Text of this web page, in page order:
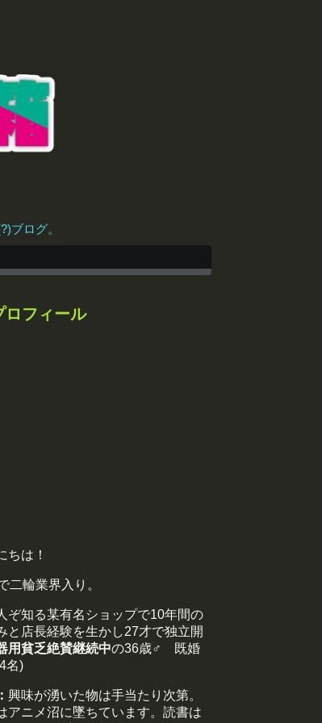
ブログ。
ロフィール
ちは！
二輪業界入り。
ぞ知る某有名ショップで10年間の
と店長経験を生かし27才で独立開
用貧乏絶賛継続中の36歳♂ 既婚
名)
興味が湧いた物は手当たり次第。
アニメ沼に墜ちています。読書は